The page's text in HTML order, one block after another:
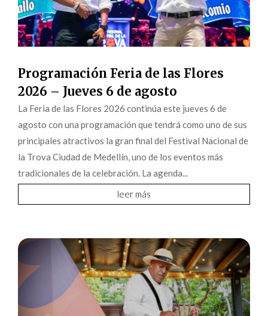
Programación Feria de las Flores
2026 – Jueves 6 de agosto
La Feria de las Flores 2026 continúa este jueves 6 de
agosto con una programación que tendrá como uno de sus
principales atractivos la gran final del Festival Nacional de
la Trova Ciudad de Medellín, uno de los eventos más
tradicionales de la celebración. La agenda...
leer más